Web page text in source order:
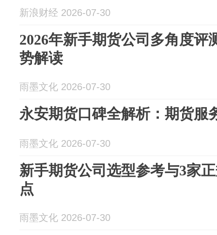
新浪财经 2026-07-30
2026年新手期货公司多角度评
势解读
雨墨文化 2026-07-30
永安期货口碑全解析：期货服
雨墨文化 2026-07-30
新手期货公司选型参考与3家
点
雨墨文化 2026-07-30